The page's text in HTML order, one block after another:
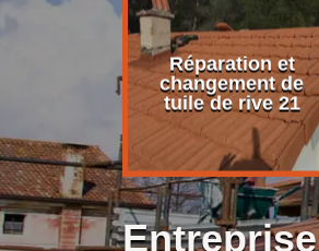
Réparation et
changement de
tuile de rive 21